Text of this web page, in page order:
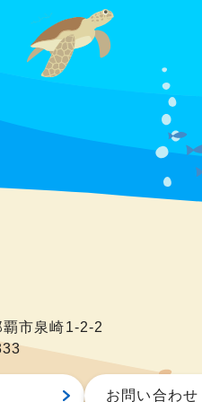
市泉崎1-2-2
お問い合わせ